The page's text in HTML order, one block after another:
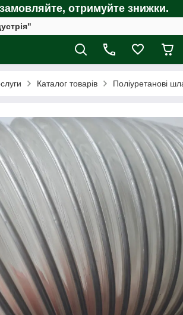
отримуйтезнижки.
Каталог товарів Поліуретанові